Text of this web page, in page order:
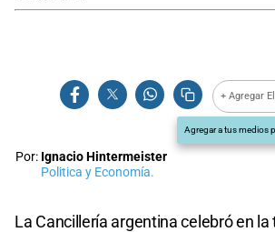
+ Agregar
Agregar a tus medios
Por: Ignacio Hintermeister
Politica y Economía.
La Cancillería argentina celebró en la